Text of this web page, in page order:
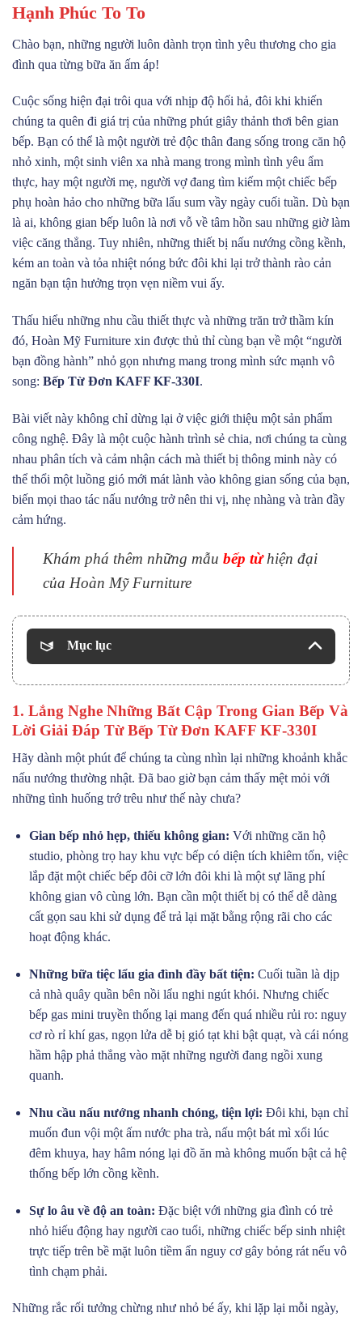
Hạnh Phúc To To
Chào bạn, những người luôn dành trọn tình yêu thương cho gia
đình qua từng bữa ăn ấm áp!
Cuộc sống hiện đại trôi qua với nhịp độ hối hả, đôi khi khiến
chúng ta quên đi giá trị của những phút giây thảnh thơi bên gian
bếp. Bạn có thể là một người trẻ độc thân đang sống trong căn hộ
nhỏ xinh, một sinh viên xa nhà mang trong mình tình yêu ẩm
thực, hay một người mẹ, người vợ đang tìm kiếm một chiếc bếp
phụ hoàn hảo cho những bữa lẩu sum vầy ngày cuối tuần. Dù bạn
là ai, không gian bếp luôn là nơi vỗ về tâm hồn sau những giờ làm
việc căng thẳng. Tuy nhiên, những thiết bị nấu nướng cồng kềnh,
kém an toàn và tỏa nhiệt nóng bức đôi khi lại trở thành rào cản
ngăn bạn tận hưởng trọn vẹn niềm vui ấy.
Thấu hiểu những nhu cầu thiết thực và những trăn trở thầm kín
đó, Hoàn Mỹ Furniture xin được thủ thỉ cùng bạn về một “người
bạn đồng hành” nhỏ gọn nhưng mang trong mình sức mạnh vô
song: Bếp Từ Đơn KAFF KF-330I.
Bài viết này không chỉ dừng lại ở việc giới thiệu một sản phẩm
công nghệ. Đây là một cuộc hành trình sẻ chia, nơi chúng ta cùng
nhau phân tích và cảm nhận cách mà thiết bị thông minh này có
thể thổi một luồng gió mới mát lành vào không gian sống của bạn,
biến mọi thao tác nấu nướng trở nên thi vị, nhẹ nhàng và tràn đầy
cảm hứng.
Khám phá thêm những mẫu bếp từhiện đại
của Hoàn Mỹ Furniture
Mục lục
1. Lắng Nghe Những Bất Cập Trong Gian Bếp Và
Lời Giải Đáp Từ Bếp Từ Đơn KAFF KF-330I
Hãy dành một phút để chúng ta cùng nhìn lại những khoảnh khắc
nấu nướng thường nhật. Đã bao giờ bạn cảm thấy mệt mỏi với
những tình huống trớ trêu như thế này chưa?
Gian bếp nhỏ hẹp, thiếu không gian: Với những căn hộ
studio, phòng trọ hay khu vực bếp có diện tích khiêm tốn, việc
lắp đặt một chiếc bếp đôi cỡ lớn đôi khi là một sự lãng phí
không gian vô cùng lớn. Bạn cần một thiết bị có thể dễ dàng
cất gọn sau khi sử dụng để trả lại mặt bằng rộng rãi cho các
hoạt động khác.
Những bữa tiệc lẩu gia đình đầy bất tiện: Cuối tuần là dịp
cả nhà quây quần bên nồi lẩu nghi ngút khói. Nhưng chiếc
bếp gas mini truyền thống lại mang đến quá nhiều rủi ro: nguy
cơ rò rỉ khí gas, ngọn lửa dễ bị gió tạt khi bật quạt, và cái nóng
hầm hập phả thẳng vào mặt những người đang ngồi xung
quanh.
Nhu cầu nấu nướng nhanh chóng, tiện lợi: Đôi khi, bạn chỉ
muốn đun vội một ấm nước pha trà, nấu một bát mì xổi lúc
đêm khuya, hay hâm nóng lại đồ ăn mà không muốn bật cả hệ
thống bếp lớn cồng kềnh.
Sự lo âu về độ an toàn: Đặc biệt với những gia đình có trẻ
nhỏ hiếu động hay người cao tuổi, những chiếc bếp sinh nhiệt
trực tiếp trên bề mặt luôn tiềm ẩn nguy cơ gây bỏng rát nếu vô
tình chạm phải.
Những rắc rối tưởng chừng như nhỏ bé ấy, khi lặp lại mỗi ngày,